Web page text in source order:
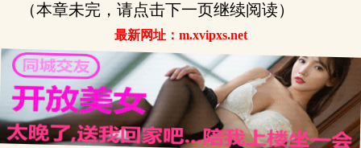
（本章未完，请点击下一页继续阅读）
最新网址：m.xvipxs.net